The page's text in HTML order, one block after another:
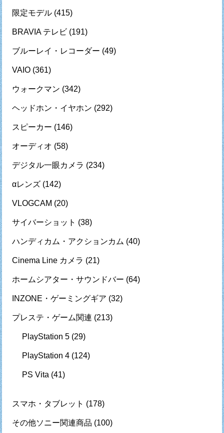
限定モデル (415)
BRAVIA テレビ (191)
ブルーレイ・レコーダー (49)
VAIO (361)
ウォークマン (342)
ヘッドホン・イヤホン (292)
スピーカー (146)
オーディオ (58)
デジタル一眼カメラ (234)
αレンズ (142)
VLOGCAM (20)
サイバーショット (38)
ハンディカム・アクションカム (40)
Cinema Line カメラ (21)
ホームシアター・サウンドバー (64)
INZONE・ゲーミングギア (32)
プレステ・ゲーム関連 (213)
PlayStation 5 (29)
PlayStation 4 (124)
PS Vita (41)
スマホ・タブレット (178)
その他ソニー関連商品 (100)